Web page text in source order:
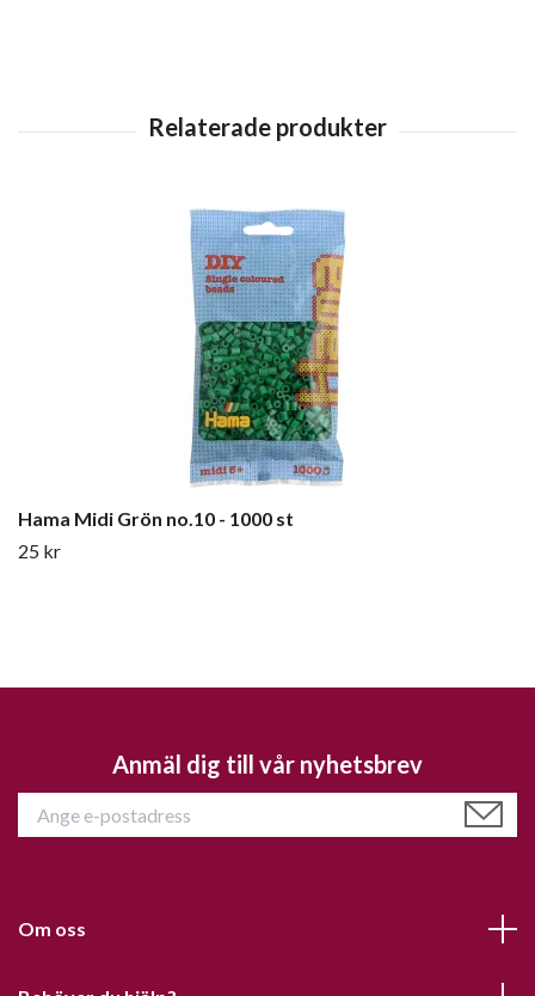
Hama Midi Grön no.10 - 1000 st
25 kr
Anmäl dig till vår nyhetsbrev
Om oss